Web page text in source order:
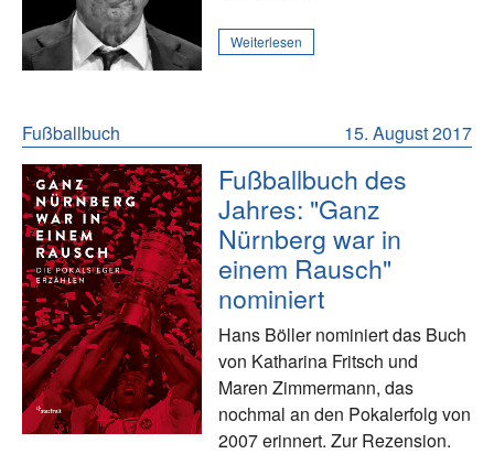
Weiterlesen
15. August 2017
Fußballbuch
Fußballbuch des
Jahres: "Ganz
Nürnberg war in
einem Rausch"
nominiert
Hans Böller nominiert das Buch
von Katharina Fritsch und
Maren Zimmermann, das
nochmal an den Pokalerfolg von
2007 erinnert. Zur Rezension.